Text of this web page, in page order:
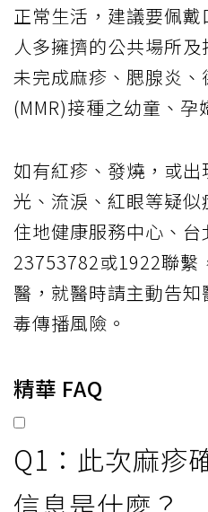
正常生活，建議要佩
人多擁擠的公共場所
未完成麻疹、腮腺炎
(MMR)接種之幼童、孕
如有紅疹、發燒，或
光、流淚、紅眼等疑
住地健康服務中心、
23753782或1922聯繫
醫，就醫時請主動告
毒傳播風險。
精華 FAQ
Q1：此次麻疹